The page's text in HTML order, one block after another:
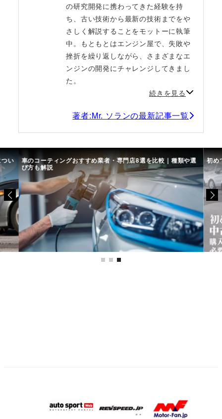
の研究開発に携わってきた経験を持
ち、古い技術から最新の技術までをや
さしく解説することをモットーに執筆
中。もともとはエンジン屋で、失敗や
挫折を繰り返しながら、さまざまなエ
ンジンの開発にチャレンジしてきまし
た。
続きを見る
著者:Mr. ソランの最新記事一覧
い 車のコーティングおすすめ業者・専門店8選を比較｜種類や選
び方も解説
初め